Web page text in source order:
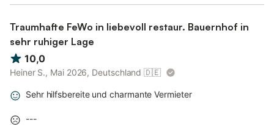
Traumhafte FeWo in liebevoll restaur. Bauernhof in
sehr ruhiger Lage
10,0
Heiner S., Mai 2026, Deutschland 🇩🇪
Sehr hilfsbereite und charmante Vermieter
---